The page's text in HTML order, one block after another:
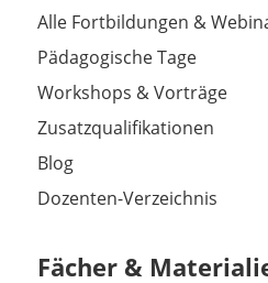
Alle Fortbildungen &
Pädagogische Tage
Workshops & Vorträge
Zusatzqualifikationen
Blog
Dozenten-Verzeichnis
Fächer &